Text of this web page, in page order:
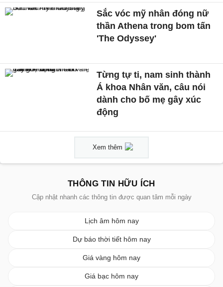
Sắc vóc mỹ nhân đóng nữ
thần Athena trong bom tấn
'The Odyssey'
Từng tự ti, nam sinh thành
Á khoa Nhân văn, câu nói
dành cho bố mẹ gây xúc
động
Xem thêm
THÔNG TIN HỮU ÍCH
Cập nhật nhanh các thông tin được quan tâm mỗi ngày
Lịch âm hôm nay
Dự báo thời tiết hôm nay
Giá vàng hôm nay
Giá bạc hôm nay